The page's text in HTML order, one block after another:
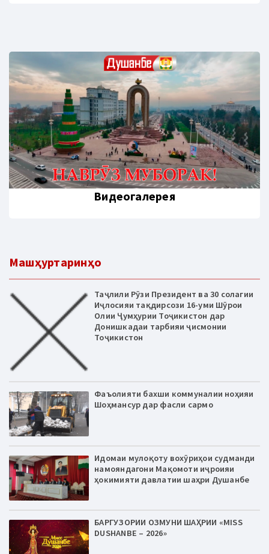
Видеогалерея
Машҳуртаринҳо
Таҷлили Рӯзи Президент ва 30 солагии
Иҷлосияи тақдирсози 16-уми Шӯрои
Олии Ҷумҳурии Тоҷикистон дар
Донишкадаи тарбияи ҷисмонии
Тоҷикистон
Фаъолияти бахши коммуналии ноҳияи
Шоҳмансур дар фасли сармо
Идомаи мулоқоту вохӯриҳои судманди
намояндагони Мақомоти иҷроияи
ҳокимияти давлатии шаҳри Душанбе
БАРГУЗОРИИ ОЗМУНИ ШАҲРИИ «MISS
DUSHANBE – 2026»